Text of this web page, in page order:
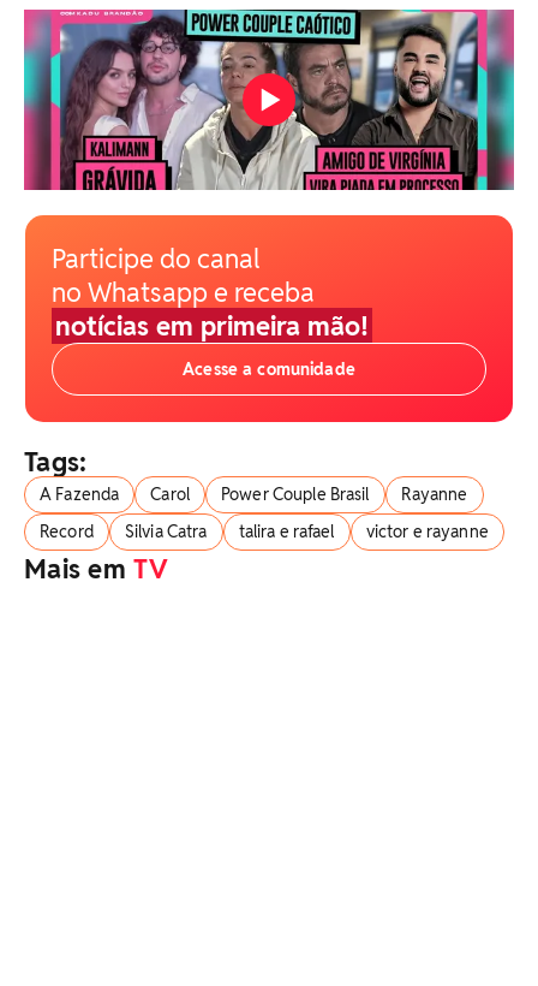
Participe do canal
no Whatsapp e receba
notícias em primeira mão!
Acesse a comunidade
Tags:
A Fazenda Carol Power Couple Brasil
Rayanne
Record
Silvia Catra talira e rafael victor e rayanne
Mais emTV